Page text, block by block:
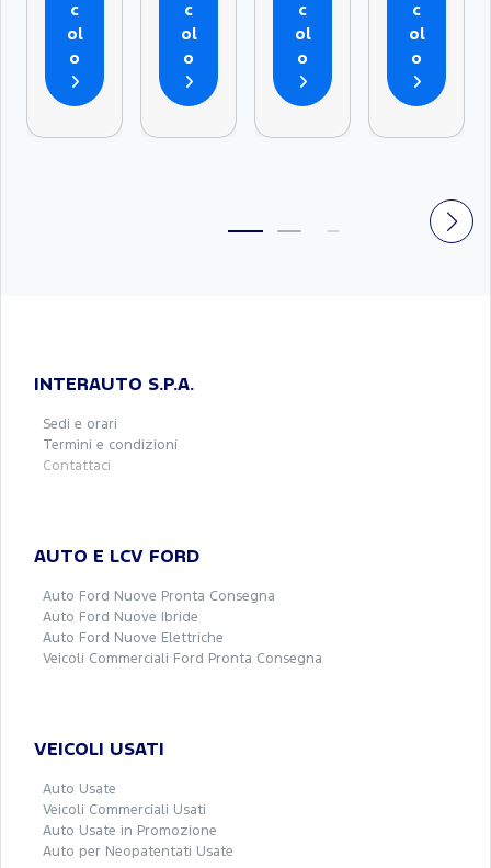
c
ol
o
c
ol
o
c
ol
o
c
ol
o
INTERAUTO S.P.A.
Sedi e orari
Termini e condizioni
Contattaci
AUTO E LCV FORD
Auto Ford Nuove Pronta Consegna
Auto Ford Nuove Ibride
Auto Ford Nuove Elettriche
Veicoli Commerciali Ford Pronta Consegna
VEICOLI USATI
Auto Usate
Veicoli Commerciali Usati
Auto Usate in Promozione
Auto per Neopatentati Usate